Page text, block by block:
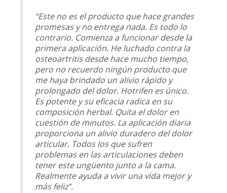
“Este no es el producto que hace grandes
promesas y no entrega nada. Es todo lo
contrario. Comienza a funcionar desde la
primera aplicación. He luchado contra la
osteoartritis desde hace mucho tiempo,
pero no recuerdo ningún producto que
me haya brindado un alivio rápido y
prolongado del dolor. Hotrifen es único.
Es potente y su eficacia radica en su
composición herbal. Quita el dolor en
cuestión de minutos. La aplicación diaria
proporciona un alivio duradero del dolor
articular. Todos los que sufren
problemas en las articulaciones deben
tener este ungüento junto a la cama.
Realmente ayuda a vivir una vida mejor y
más feliz”.